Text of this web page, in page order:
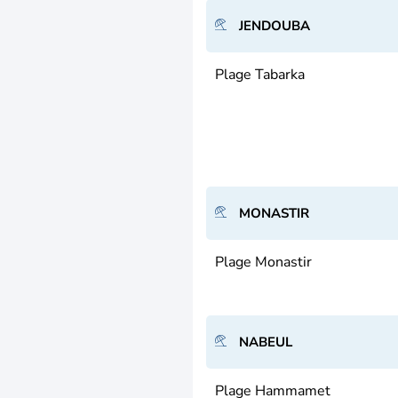
JENDOUBA
Plage Tabarka
MONASTIR
Plage Monastir
NABEUL
Plage Hammamet